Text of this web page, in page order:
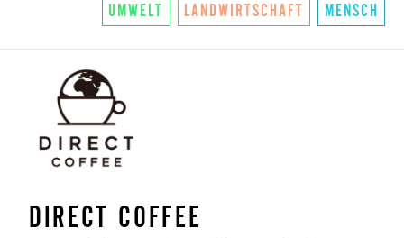
UMWELT LANDWIRTSCHAFT MENSCH
DIRECT COFFEE